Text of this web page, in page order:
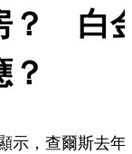
？　白
示，查爾斯去年